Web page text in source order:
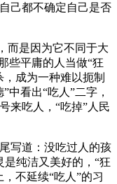
己都不确定自己是否
而是因为它不同于大
些平庸的人当做“狂
成为一种难以扼制
中看出“吃人”二字，
来吃人，“吃掉”人民
写道：没吃过人的孩
纯洁又美好的，“狂
不延续“吃人”的习